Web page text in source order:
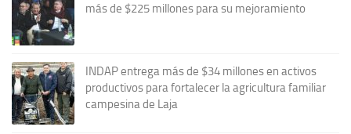
más de $225 millones para su mejoramiento
INDAP entrega más de $34 millones en activos
productivos para fortalecer la agricultura familiar
campesina de Laja